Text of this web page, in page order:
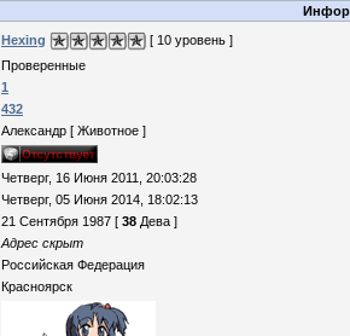
Hexing
[ 10 уровень ]
Проверенные
1
432
Александр [ Животное ]
Четверг, 16 Июня 2011, 20:03:28
Четверг, 05 Июня 2014, 18:02:13
21 Сентября 1987 [ 38 Дева ]
Адрес скрыт
Российская Федерация
Красноярск